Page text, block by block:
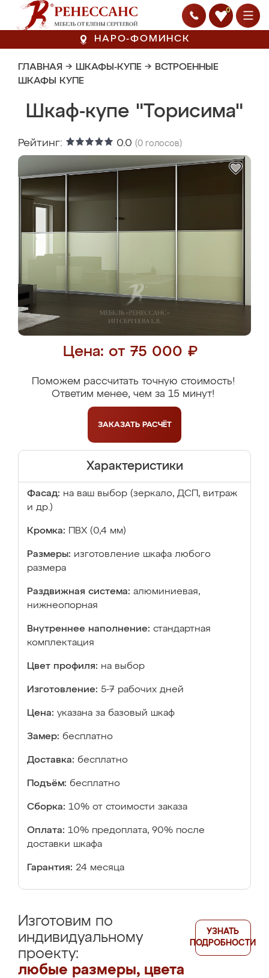
0
НАРО-ФОМИНСК
ГЛАВНАЯ → ШКАФЫ-КУПЕ → ВСТРОЕННЫЕ
ШКАФЫ КУПЕ
Шкаф-купе "Торисима"
Рейтинг: 0.0 (0 голосов)
Цена: от 75 000 ₽
Поможем рассчитать точную стоимость!
Ответим менее, чем за 15 минут!
ЗАКАЗАТЬ РАСЧЁТ
Характеристики
Фасад: на ваш выбор (зеркало, ДСП, витраж
и др.)
Кромка: ПВХ (0,4 мм)
Размеры: изготовление шкафа любого
размера
Раздвижная система: алюминиевая,
нижнеопорная
Внутреннее наполнение: стандартная
комплектация
Цвет профиля: на выбор
Изготовление: 5-7 рабочих дней
Цена: указана за базовый шкаф
Замер: бесплатно
Доставка: бесплатно
Подъём: бесплатно
Сборка: 10% от стоимости заказа
Оплата: 10% предоплата, 90% после
доставки шкафа
Гарантия: 24 месяца
Изготовим по
индивидуальному
проекту:
любые размеры, цвета
УЗНАТЬ
ПОДРОБНОСТИ